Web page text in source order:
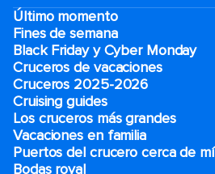
Último momento
Fines de semana
Black Friday y Cyber Monday
Cruceros de vacaciones
Cruceros 2025-2026
Cruising guides
Los cruceros más grandes
Vacaciones en familia
Puertos del crucero cerca de mí
Bodas royal